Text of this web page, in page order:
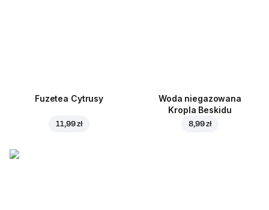
Fuzetea Cytrusy
11,99 zł
Woda niegazowana
Kropla Beskidu
8,99 zł